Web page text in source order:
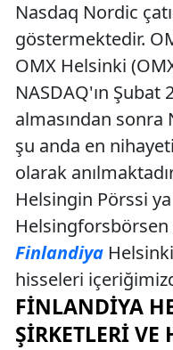
Nasdaq Nordic
göstermektedir.
OMX Helsinki
NASDAQ'ın Şubat
almasından sonra
şu anda en
olarak
Helsingin Pörssi
Helsingforsbörsen
Finlandiya
hisseleri
FINLANDIYA
ŞIRKETLERI VE